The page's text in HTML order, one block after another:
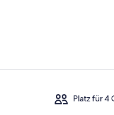
Platz für 4